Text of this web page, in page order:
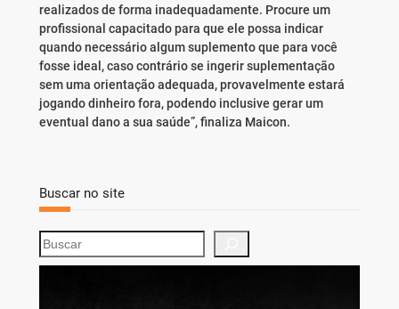
realizados de forma inadequadamente. Procure um
profissional capacitado para que ele possa indicar
quando necessário algum suplemento que para você
fosse ideal, caso contrário se ingerir suplementação
sem uma orientação adequada, provavelmente estará
jogando dinheiro fora, podendo inclusive gerar um
eventual dano a sua saúde”, finaliza Maicon.
Buscar no site
S
e